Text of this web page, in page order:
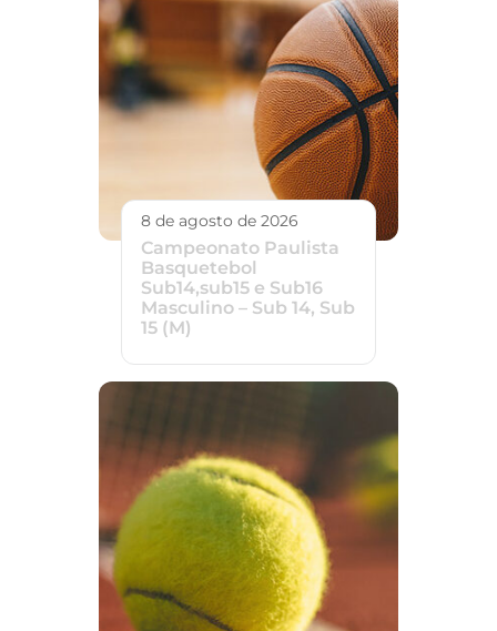
8 de agosto de 2026
Campeonato Paulista
Basquetebol
Sub14,sub15 e Sub16
Masculino – Sub 14, Sub
15 (M)